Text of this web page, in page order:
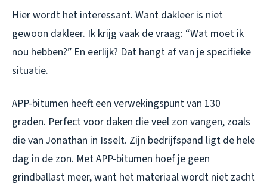
Hier wordt het interessant. Want dakleer is niet
gewoon dakleer. Ik krijg vaak de vraag: “Wat moet ik
nou hebben?” En eerlijk? Dat hangt af van je specifieke
situatie.
APP-bitumen heeft een verwekingspunt van 130
graden. Perfect voor daken die veel zon vangen, zoals
die van Jonathan in Isselt. Zijn bedrijfspand ligt de hele
dag in de zon. Met APP-bitumen hoef je geen
grindballast meer, want het materiaal wordt niet zacht